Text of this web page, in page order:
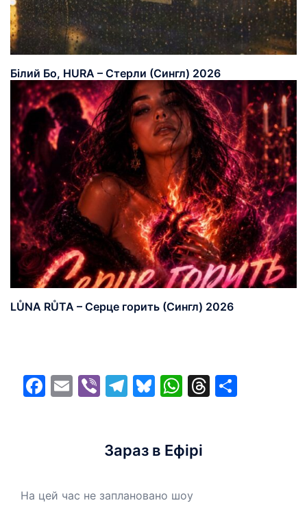
Білий Бо, HURA – Стерли (Сингл) 2026
LŮNA RŮTA – Серце горить (Сингл) 2026
Facebook
EmailViberTelegram
Bluesky
WhatsApp
Threads
Зараз в Ефірі
На цей час не заплановано шоу